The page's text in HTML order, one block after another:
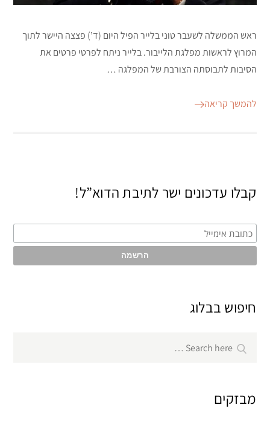
ראש הממשלה לשעבר טוני בלייר הפיל היום (ד’) פצצה היישר לתוך
המרוץ לראשות מפלגת הלייבור. בלייר ניתח לפרטי פרטים את
הסיבות לתבוסתה הצורבת של המפלגה …
להמשך קריאה
קבלו עדכונים ישר לתיבת הדוא”ל!
חיפוש בבלוג
for:
Search
מבזקים